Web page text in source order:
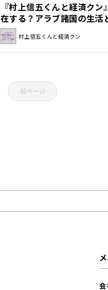
『村上信五くんと経済クン
在する？アラブ諸国の生活
村上信五くんと経済クン
前ページ
会